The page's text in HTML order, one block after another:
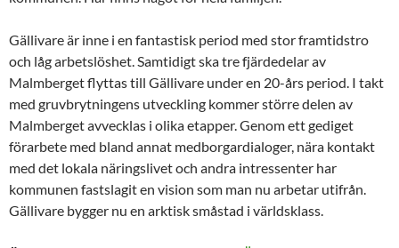
Gällivare är inne i en fantastisk period med stor framtidstro
och låg arbetslöshet. Samtidigt ska tre fjärdedelar av
Malmberget flyttas till Gällivare under en 20-års period. I takt
med gruvbrytningens utveckling kommer större delen av
Malmberget avvecklas i olika etapper. Genom ett gediget
förarbete med bland annat medborgardialoger, nära kontakt
med det lokala näringslivet och andra intressenter har
kommunen fastslagit en vision som man nu arbetar utifrån.
Gällivare bygger nu en arktisk småstad i världsklass.